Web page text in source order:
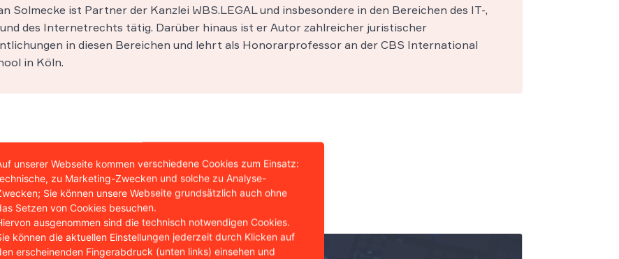
Solmecke ist Partner der Kanzlei WBS.LEGAL und insbesondere in den Bereichen des IT-,
des Internetrechts tätig. Darüber hinaus ist er Autor zahlreicher juristischer
in diesen Bereichen und lehrt als Honorarprofessor an der CBS International
in Köln.
unserer Webseite kommen verschiedene Cookies zum Einsatz:
zu Marketing-Zwecken und solche zu Analyse-
Sie können unsere Webseite grundsätzlich auch ohne
Setzen von Cookies besuchen.
ausgenommen sind die technisch notwendigen Cookies.
können die aktuellen Einstellungen jederzeit durch Klicken auf
erscheinenden Fingerabdruck (unten links) einsehen und